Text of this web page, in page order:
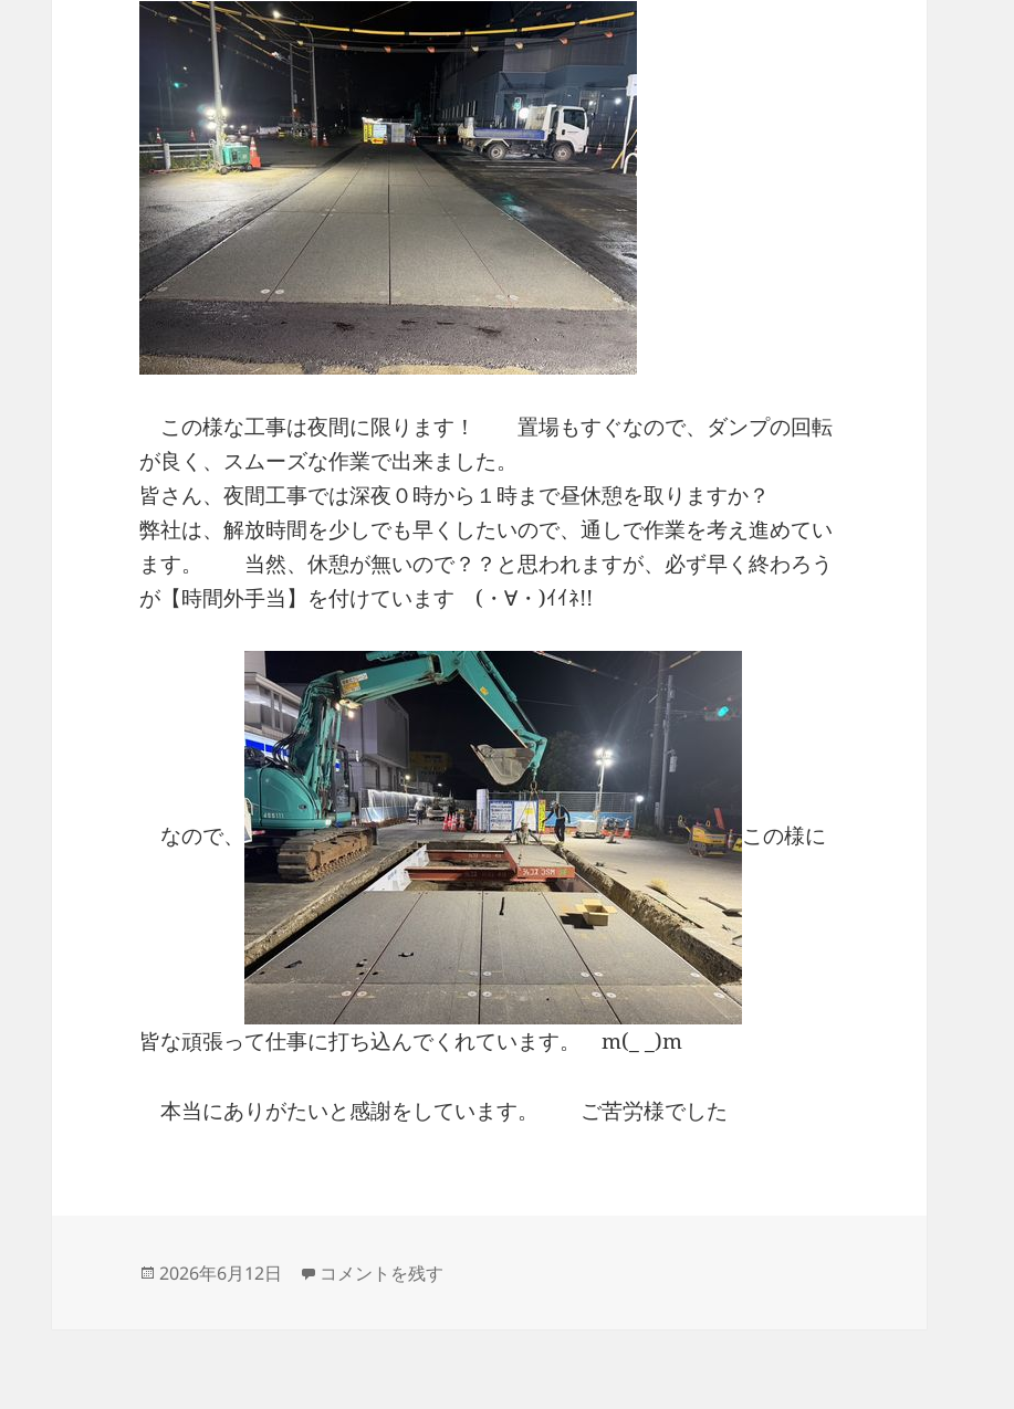
この様な工事は夜間に限ります！ 置場もすぐなので、ダンプの回転
が良く、スムーズな作業で出来ました。
皆さん、夜間工事では深夜０時から１時まで昼休憩を取りますか？
弊社は、解放時間を少しでも早くしたいので、通しで作業を考え進めてい
ます。 当然、休憩が無いので？？と思われますが、必ず早く終わろう
が【時間外手当】を付けています (・∀・)ｲｲﾈ!!
なので、 この様に
皆な頑張って仕事に打ち込んでくれています。 m(_ _)m
本当にありがたいと感謝をしています。 ご苦労様でした
投
2026年6月12日 これぞ弊社の技だ！ に
コメントを残す